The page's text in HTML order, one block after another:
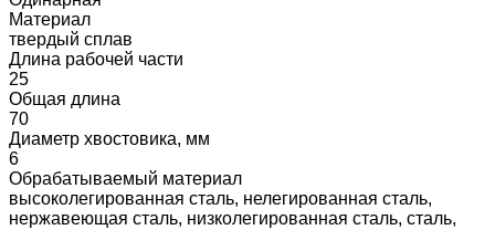
Материал
твердый сплав
Длина рабочей части
25
Общая длина
70
Диаметр хвостовика, мм
6
Обрабатываемый материал
высоколегированная сталь, нелегированная сталь,
нержавеющая сталь, низколегированная сталь, сталь,